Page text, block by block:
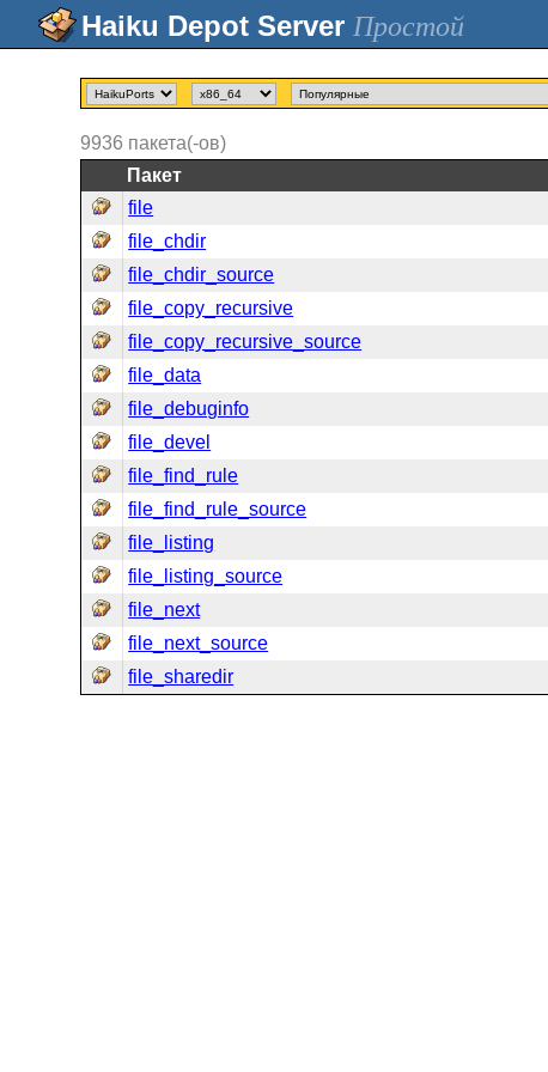
Простой
9936 пакета(-ов)
Пакет
file
file_chdir
file_chdir_source
file_copy_recursive
file_copy_recursive_source
file_data
file_debuginfo
file_devel
file_find_rule
file_find_rule_source
file_listing
file_listing_source
file_next
file_next_source
file_sharedir